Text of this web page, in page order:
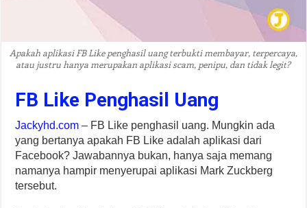
Apakah aplikasi FB Like penghasil uang terbukti membayar, terpercaya,
atau justru hanya merupakan aplikasi scam, penipu, dan tidak legit?
FB Like Penghasil Uang
Jackyhd.com – FB Like penghasil uang. Mungkin ada
yang bertanya apakah FB Like adalah aplikasi dari
Facebook? Jawabannya bukan, hanya saja memang
namanya hampir menyerupai aplikasi Mark Zuckberg
tersebut.